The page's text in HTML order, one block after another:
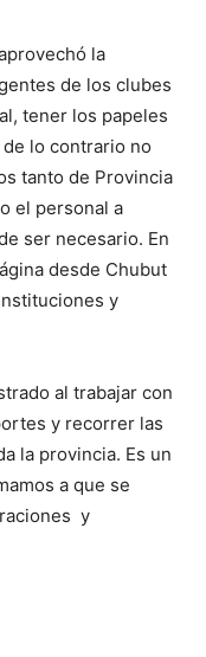
la
de los clubes
tener los papeles
lo contrario no
tanto de Provincia
el personal a
ser necesario. En
desde Chubut
y
al trabajar con
y recorrer las
la provincia. Es un
a que se
y